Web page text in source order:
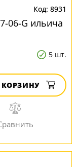
8931
06-G ильича
5 шт.
КОРЗИНУ